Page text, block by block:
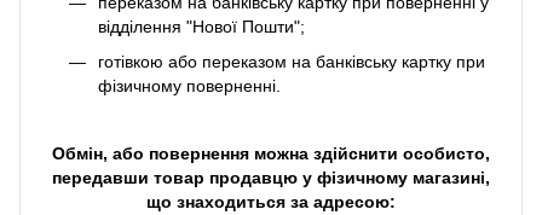
відділення "Нової Пошти";
готівкою або переказом на банківську картку при
фізичному поверненні.
Обмін, або повернення можна здійснити особисто,
передавши товар продавцю у фізичному магазині,
що знаходиться за адресою: